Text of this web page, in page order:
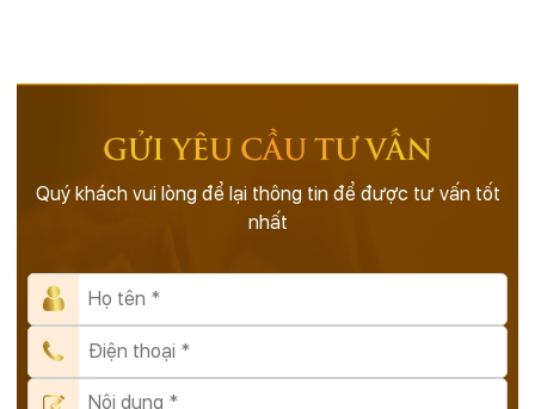
GỬI YÊU CẦU TƯ VẤN
Quý khách vui lòng để lại thông tin để được tư vấn tốt
nhất